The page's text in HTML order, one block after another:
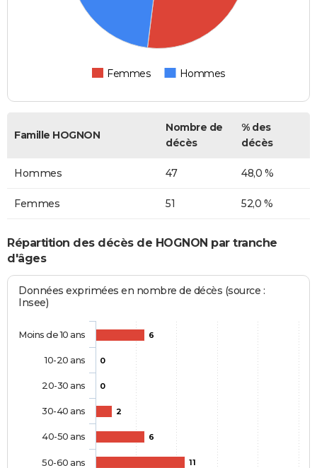
Femmes Hommes
Famille HOGNON
Nombre de
décès
% des
décès
Hommes 47 48,0 %
Femmes 51 52,0 %
Répartition des décès de HOGNON par tranche
d'âges
Données exprimées en nombre de décès (source :
Insee)
6
0
0
2
6
11
Moins de 10 ans
10-20 ans
20-30 ans
30-40 ans
40-50 ans
50-60 ans